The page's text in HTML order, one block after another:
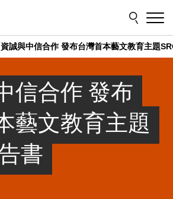
資誠與中信合作 發布台灣首本藝文教育主題
信合作 發布
藝文教育主題
書